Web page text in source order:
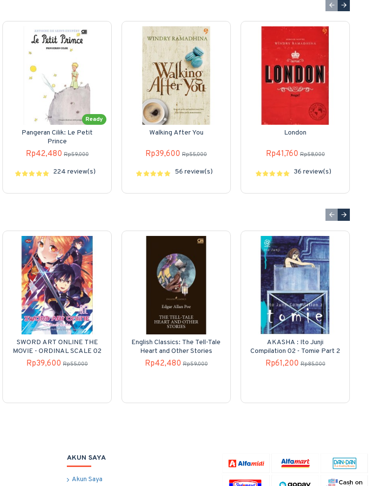
Ready
Pangeran Cilik: Le Petit
Prince
Rp42,480 Rp59,000
224 review(s)
Walking After You
Rp39,600 Rp55,000
56 review(s)
London
Rp41,760 Rp58,000
36 review(s)
SWORD ART ONLINE THE
MOVIE - ORDINAL SCALE 02
Rp39,600 Rp55,000
English Classics: The Tell-Tale
Heart and Other Stories
Rp42,480 Rp59,000
AKASHA : Ito Junji
Compilation 02 - Tomie Part 2
Rp61,200 Rp85,000
AKUN SAYA
Akun Saya